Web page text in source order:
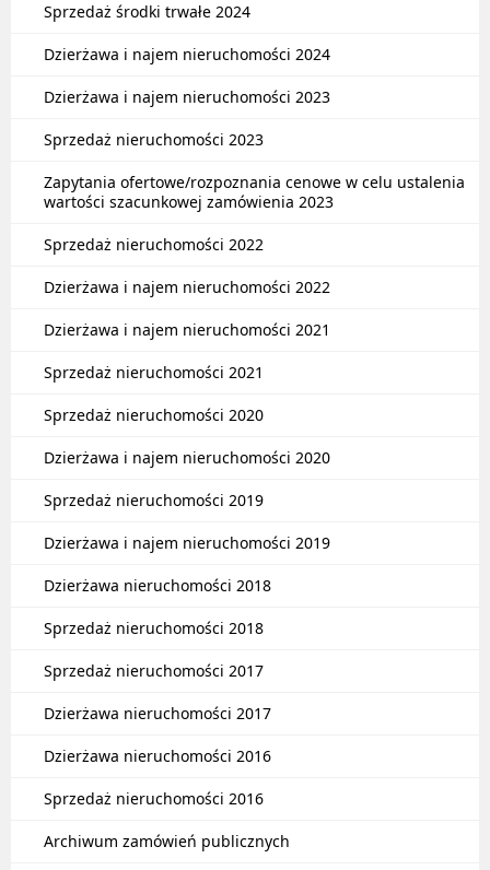
Sprzedaż środki trwałe 2024
Dzierżawa i najem nieruchomości 2024
Dzierżawa i najem nieruchomości 2023
Sprzedaż nieruchomości 2023
Zapytania ofertowe/rozpoznania cenowe w celu ustalenia
wartości szacunkowej zamówienia 2023
Sprzedaż nieruchomości 2022
Dzierżawa i najem nieruchomości 2022
Dzierżawa i najem nieruchomości 2021
Sprzedaż nieruchomości 2021
Sprzedaż nieruchomości 2020
Dzierżawa i najem nieruchomości 2020
Sprzedaż nieruchomości 2019
Dzierżawa i najem nieruchomości 2019
Dzierżawa nieruchomości 2018
Sprzedaż nieruchomości 2018
Sprzedaż nieruchomości 2017
Dzierżawa nieruchomości 2017
Dzierżawa nieruchomości 2016
Sprzedaż nieruchomości 2016
Archiwum zamówień publicznych